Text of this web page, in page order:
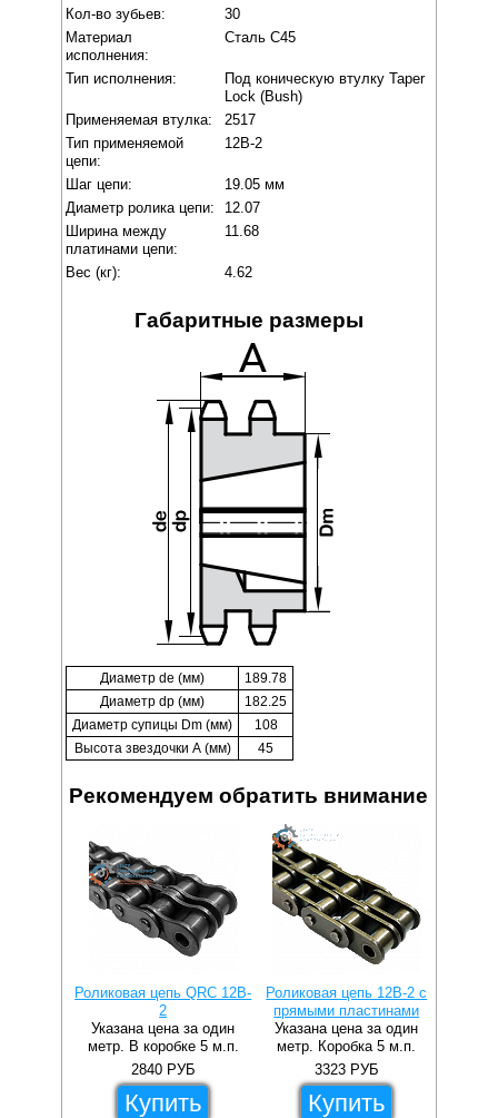
Кол-во зубьев:
30
Материал
исполнения:
Сталь C45
Тип исполнения:
Под коническую втулку Taper
Lock (Bush)
Применяемая втулка:
2517
Тип применяемой
цепи:
12B-2
Шаг цепи:
19.05 мм
Диаметр ролика цепи:
12.07
Ширина между
платинами цепи:
11.68
Вес (кг): 4.62
Габаритные размеры
Диаметр de (мм)
189.78
Диаметр dp (мм)
182.25
Диаметр супицы Dm (мм)
108
Высота звездочки А (мм)
45
Рекомендуем обратить внимание
Роликовая цепь QRC 12B-
2
Указана цена за один
метр. В коробке 5 м.п.
2840 РУБ
Купить
Роликовая цепь 12B-2 с
прямыми пластинами
Указана цена за один
метр. Коробка 5 м.п.
3323 РУБ
Купить